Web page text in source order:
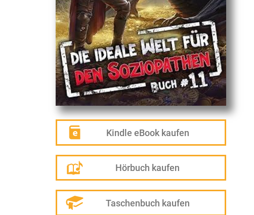
Kindle eBook kaufen
Hörbuch kaufen
Taschenbuch kaufen